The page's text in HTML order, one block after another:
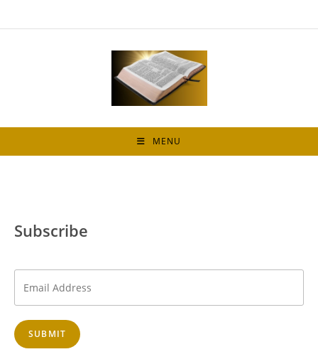
MENU
Subscribe
SUBMIT